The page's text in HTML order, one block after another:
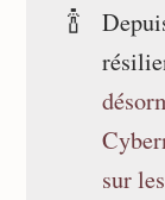
🍾
sur